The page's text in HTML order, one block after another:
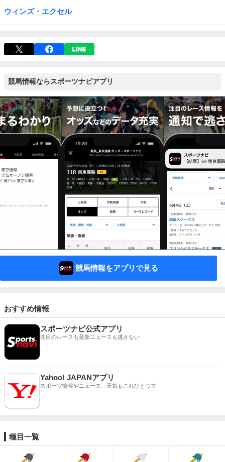
ウィンズ・エクセル
競馬情報ならスポーツナビアプリ
競馬情報をアプリで見る
おすすめ情報
スポーツナビ公式アプリ
注目のレースも最新ニュースも逃さない
Yahoo! JAPANアプリ
スポーツ情報やニュース、天気もこれひとつで
種目一覧